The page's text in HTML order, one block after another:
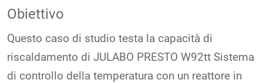
Obiettivo
Questo caso di studio testa la capacità di
riscaldamento di JULABO PRESTO W92tt Sistema
di controllo della temperatura con un reattore in